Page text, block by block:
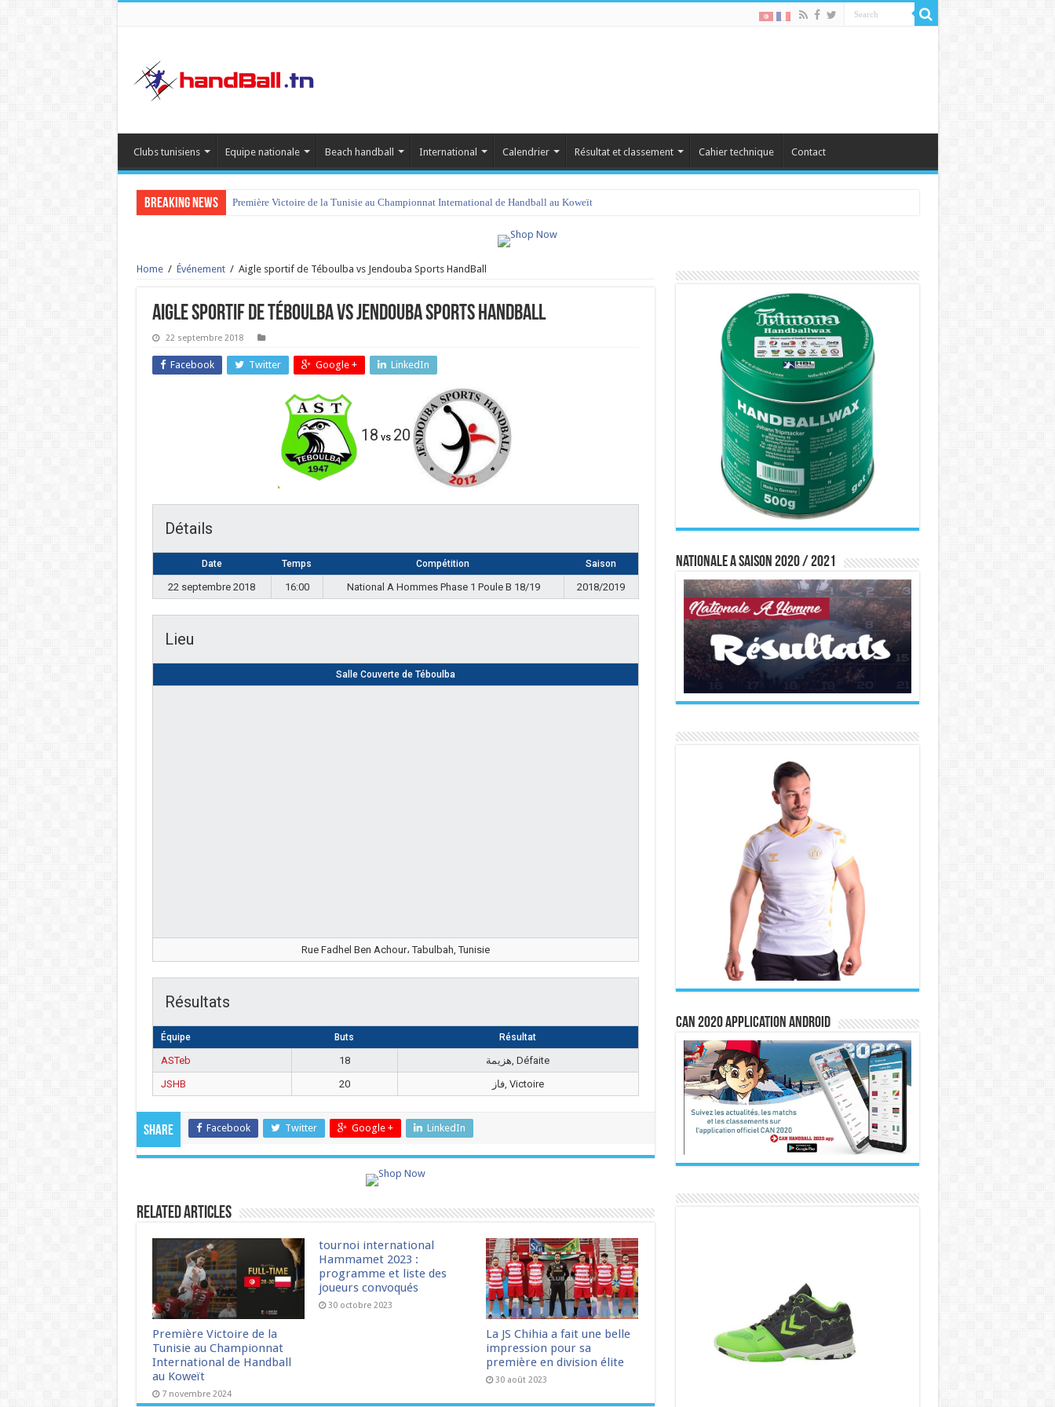
Clubs tunisiens Equipe nationale Beach handball International Calendrier Résultat et classement Cahier technique Contact
Breaking News Première Victoire de la Tunisie au Championnat International de Handball au Koweït
Home / Événement / Aigle sportif de Téboulba vs Jendouba Sports HandBall
Aigle sportif de Téboulba vs Jendouba Sports HandBall
22 septembre 2018
Facebook Twitter Google + LinkedIn
18 vs 20
Détails
Date Temps Compétition Saison
22 septembre 2018 16:00 National A Hommes Phase 1 Poule B 18/19 2018/2019
Lieu
Salle Couverte de Téboulba
Rue Fadhel Ben Achour، Tabulbah, Tunisie
Résultats
Équipe Buts Résultat
ASTeb 18
هزيمة, Défaite
JSHB
20 فاز, Victoire
Share Facebook Twitter Google + LinkedIn
Related Articles
Première Victoire de la
Tunisie au Championnat
International de Handball
au Koweït
7 novembre 2024
tournoi international
Hammamet 2023 :
programme et liste des
joueurs convoqués
30 octobre 2023
La JS Chihia a fait une belle
impression pour sa
première en division élite
30 août 2023
Nationale A saison 2020 / 2021
CAN 2020 Application Android